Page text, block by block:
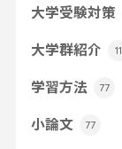
大学受験対策
大学群紹介 11
学習方法 77
小論文 77